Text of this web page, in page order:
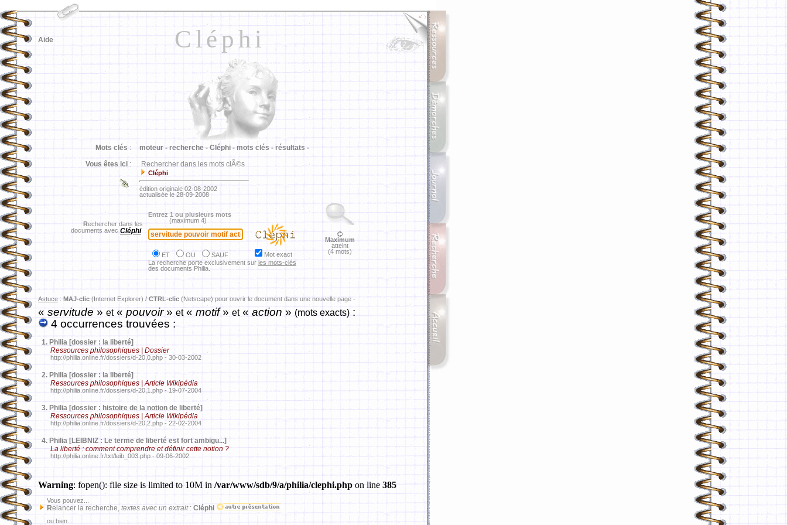
Cléphi
Aide
Mots clés : moteur - recherche - Cléphi - mots clés - résultats -
Vous êtes ici : Rechercher dans les mots clÃ©s
Cléphi
édition originale 02-08-2002
actualisée le 28-09-2008
Rechercher dans les
documents avec Cléphi
Entrez 1 ou plusieurs mots
(maximum 4)
ET OU SAUF
Mot exact
La recherche porte exclusivement sur les mots-clés
des documents Philia.
Maximum
atteint
(4 mots)
Astuce : MAJ-clic (Internet Explorer) / CTRL-clic (Netscape) pour ouvrir le document dans une nouvelle page -
«servitude» et« pouvoir» et« motif» et« action » (mots exacts) :
4 occurrences trouvées :
1. Philia [dossier : la liberté]
Ressources philosophiques | Dossier
http://philia.online.fr/dossiers/d-20,0.php - 30-03-2002
2. Philia [dossier : la liberté]
Ressources philosophiques | Article Wikipédia
http://philia.online.fr/dossiers/d-20,1.php - 19-07-2004
3. Philia [dossier : histoire de la notion de liberté]
Ressources philosophiques | Article Wikipédia
http://philia.online.fr/dossiers/d-20,2.php - 22-02-2004
4. Philia [LEIBNIZ : Le terme de liberté est fort ambigu...]
La liberté : comment comprendre et définir cette notion ?
http://philia.online.fr/txt/leib_003.php - 09-06-2002
Warning: fopen(): file size is limited to 10M in /var/www/sdb/9/a/philia/clephi.php on line 385
Vous pouvez...
Relancer la recherche, textes avec un extrait: Cléphi
ou bien...